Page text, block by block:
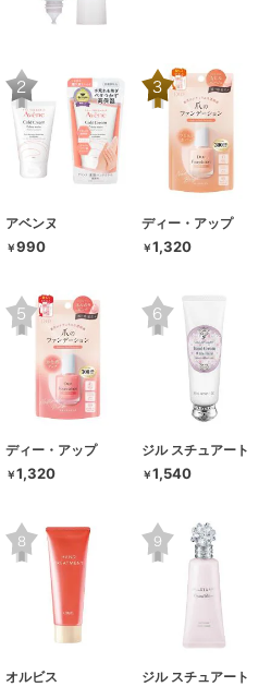
アベンヌ
￥990
ディー・アップ
￥1,320
ディー・アップ
￥1,320
ジル スチュアート
￥1,540
オルビス ジル スチュアート